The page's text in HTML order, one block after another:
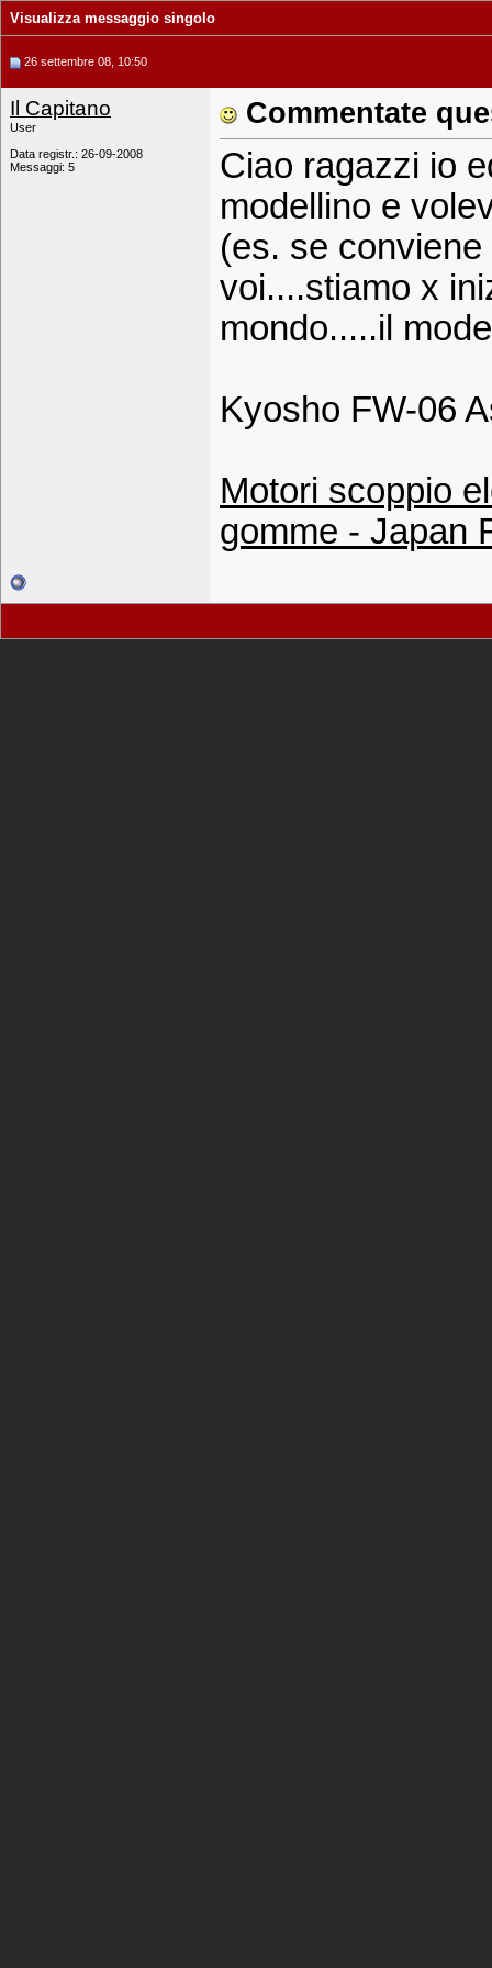
Visualizza messaggio singolo
26 settembre 08, 10:50
Il Capitano
User
Data registr.: 26-09-2008
Messaggi: 5
Commentate
Ciao ragazzi io
modellino e
(es. se
voi....stiamo x
mondo.....il
Kyosho FW-06
Motori scoppio
gomme - Japan